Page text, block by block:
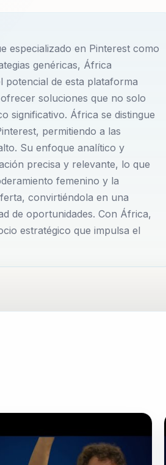
su carrera a hacer visible
previamente
a África como una líder
dentro de sus sectores
utilizando Pinterest como una
Ha trabajado con una amplia
a trascender lo
y la innovación la
no solo posicionarse, sino
especializado en Pinterest como
genéricas, África
potencial de esta plataforma
soluciones que no solo
significativo. África se distingue
permitiendo a las
Su enfoque analítico y
precisa y relevante, lo que
femenino y la
convirtiéndola en una
de oportunidades. Con África,
estratégico que impulsa el